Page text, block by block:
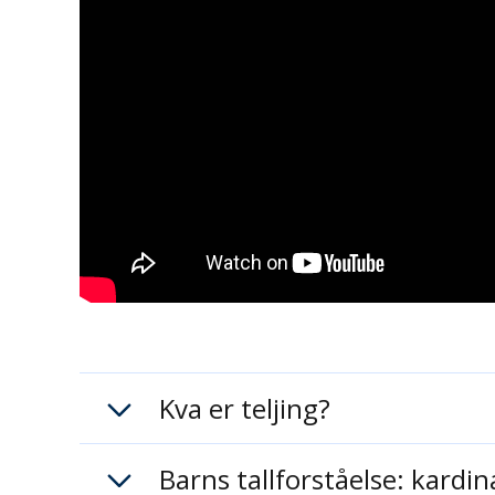
Kva er teljing?
Barns tallforståelse: